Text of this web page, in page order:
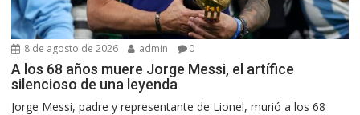
8 de agosto de 2026 admin 0
A los 68 años muere Jorge Messi, el artífice
silencioso de una leyenda
Jorge Messi, padre y representante de Lionel, murió a los 68